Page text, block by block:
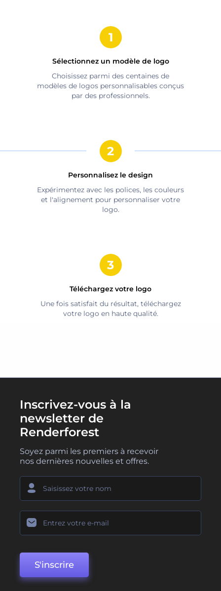
Sélectionnez un modèle de logo
Choisissez parmi des centaines de
modèles de logos personnalisables conçus
par des professionnels.
Personnalisez le design
Expérimentez avec les polices, les couleurs
et l'alignement pour personnaliser votre
logo.
Téléchargez votre logo
Une fois satisfait du résultat, téléchargez
votre logo en haute qualité.
Inscrivez-vous à la
newsletter de
Renderforest
Soyez parmi les premiers à recevoir
nos dernières nouvelles et offres.
S'inscrire